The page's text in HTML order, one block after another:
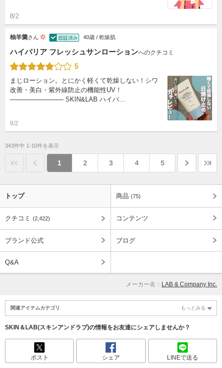
8/2
柚羊羮さん 40歳 / 乾燥肌
ハイバリア フレッシュサンローションへのクチコミ
5
まじローション。とにかく軽くて乾燥しない！シワ
改善・美白・紫外線防止の機能性UV！
──────────── SKIN&LAB ハイバ…
8/2
343件中 1-10件を表示
1 2 3 4 5
トップ 商品 (75)
クチコミ (2,422) コンテンツ
ブランド公式 ブログ
Q&A
メーカー名： LAB & Company Inc.
関連アイテムカテゴリ もっとみる
SKIN＆LAB(スキンアンドラブ)の情報をお友達にシェアしませんか？
ポスト シェア LINEで送る